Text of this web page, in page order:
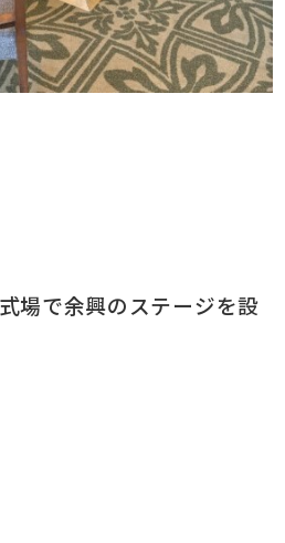
場で余興のステージを設